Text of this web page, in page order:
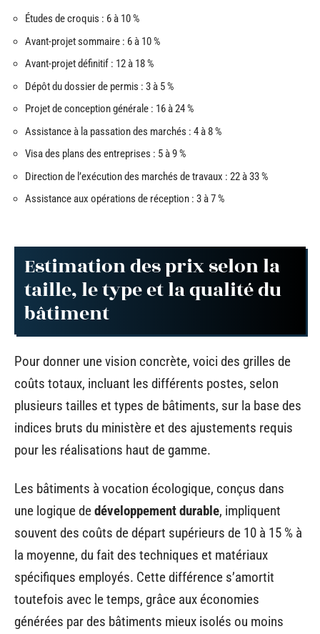
Études de croquis : 6 à 10 %
Avant-projet sommaire : 6 à 10 %
Avant-projet définitif : 12 à 18 %
Dépôt du dossier de permis : 3 à 5 %
Projet de conception générale : 16 à 24 %
Assistance à la passation des marchés : 4 à 8 %
Visa des plans des entreprises : 5 à 9 %
Direction de l’exécution des marchés de travaux : 22 à 33 %
Assistance aux opérations de réception : 3 à 7 %
Estimation des prix selon la
taille, le type et la qualité du
bâtiment
Pour donner une vision concrète, voici des grilles de
coûts totaux, incluant les différents postes, selon
plusieurs tailles et types de bâtiments, sur la base des
indices bruts du ministère et des ajustements requis
pour les réalisations haut de gamme.
Les bâtiments à vocation écologique, conçus dans
une logique dedéveloppement durable, impliquent
souvent des coûts de départ supérieurs de 10 à 15 % à
la moyenne, du fait des techniques et matériaux
spécifiques employés. Cette différence s’amortit
toutefois avec le temps, grâce aux économies
générées par des bâtiments mieux isolés ou moins